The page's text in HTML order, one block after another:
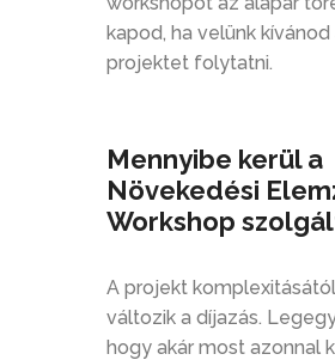
kapod, ha velünk kívánod
projektet folytatni.
Mennyibe kerül a
Növekedési
Workshop
A projekt
változik a díjazás.
hogy akár most azonnal